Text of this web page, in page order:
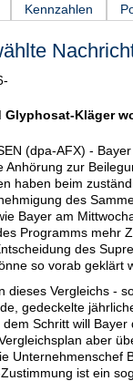
Kennzahlen
Glyphosat-Kläger
(dpa-AFX) -
Anhörung zur
haben beim
des
Bayer am
Programms mehr
des
so vorab geklärt
dieses Vergleichs -
gedeckelte
dem Schritt will
aber
Unternehmenschef
ist ein